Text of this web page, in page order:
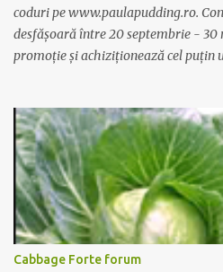
coduri pe www.paulapudding.ro.
desfășoară între 20 septembrie - 30
promoție și achiziționează cel puțin
concurs Ferma Paulei. Poți căștiga
săptămânal tractorașul fermierului
excursie la o super-fermă din
șanse de câștig. Câștigători si
www.paulapudding.ro.
Cabbage Forte forum